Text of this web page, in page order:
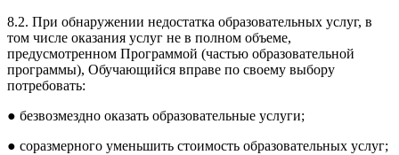
8.2. При обнаружении недостатка образовательных услуг, в
том числе оказания услуг не в полном объеме,
предусмотренном Программой (частью образовательной
программы), Обучающийся вправе по своему выбору
потребовать:
● безвозмездно оказать образовательные услуги;
● соразмерного уменьшить стоимость образовательных услуг;